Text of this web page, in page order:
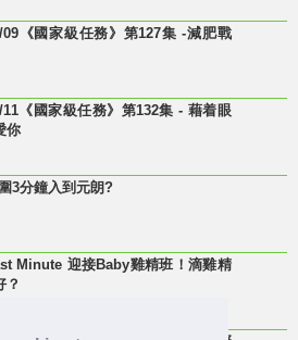
09《國家級任務》第127集 -減肥戰
11《國家級任務》第132集 - 藉着眼
你
3分鐘入到元朗?
Minute 迎接Baby雞精班！滴雞精
？